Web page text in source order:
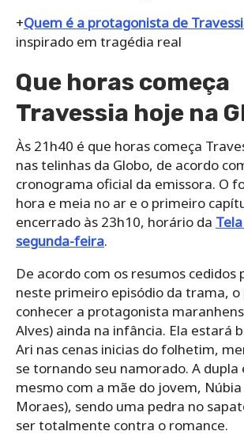
+Quem é a protagonista de
inspirado em tragédia real
Que horas começa
Travessia hoje na
Às 21h40 é que horas começa
nas telinhas da Globo, de acordo
cronograma oficial da emissora. O
hora e meia no ar e o primeiro
encerrado às 23h10, horário da
segunda-feira.
De acordo com os resumos cedidos
neste primeiro episódio da trama, o
conhecer a protagonista
Alves) ainda na infância. Ela estará
Ari nas cenas inicias do folhetim,
se tornando seu namorado. A
mesmo com a mãe do jovem, Núbia
Moraes), sendo uma pedra no
ser totalmente contra o romance.